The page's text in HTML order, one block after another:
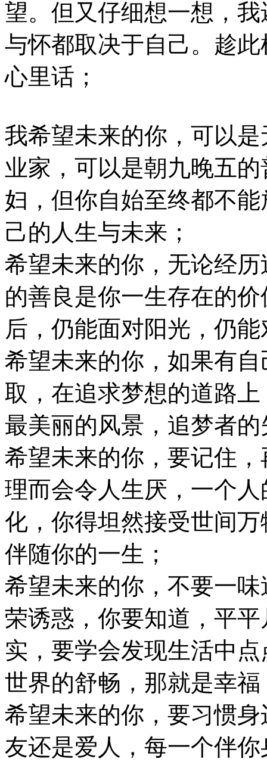
望。但又仔细想一想，
与怀都取决于自己。趁
心里话；
我希望未来的你，可以
业家，可以是朝九晚五
妇，但你自始至终都不
己的人生与未来；
希望未来的你，无论经
的善良是你一生存在的
后，仍能面对阳光，仍
希望未来的你，如果有
取，在追求梦想的道路
最美丽的风景，追梦者
希望未来的你，要记住
理而会令人生厌，一个
化，你得坦然接受世间
伴随你的一生；
希望未来的你，不要一
荣诱惑，你要知道，平
实，要学会发现生活中
世界的舒畅，那就是幸
希望未来的你，要习惯
友还是爱人，每一个伴